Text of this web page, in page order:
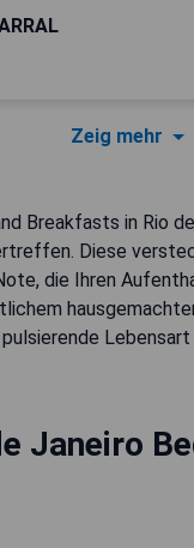
Zeig mehr
Breakfasts in Rio
Diese
die Ihren
Janeiro